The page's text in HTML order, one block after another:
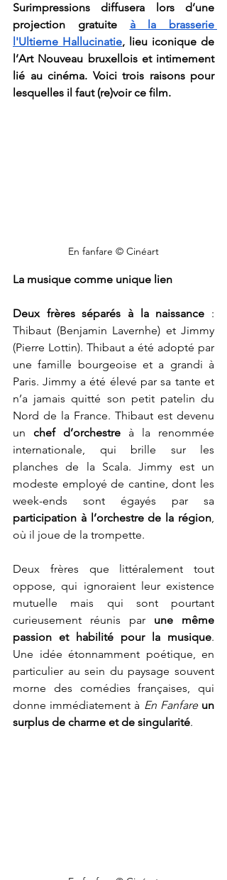
Surimpressions diffusera lors d’une
projection gratuite à la brasserie
l'Ultieme Hallucinatie, lieu iconique de
l’Art Nouveau bruxellois et intimement
lié au cinéma. Voici trois raisons pour
lesquelles il faut (re)voir ce film.
En fanfare © Cinéart
La musique comme unique lien
Deux frères séparés à la naissance :
Thibaut (Benjamin Lavernhe) et Jimmy
(Pierre Lottin). Thibaut a été adopté par
une famille bourgeoise et a grandi à
Paris. Jimmy a été élevé par sa tante et
n’a jamais quitté son petit patelin du
Nord de la France. Thibaut est devenu
un chef d’orchestre à la renommée
internationale, qui brille sur les
planches de la Scala. Jimmy est un
modeste employé de cantine, dont les
participation à l’orchestre de la région,
où il joue de la trompette.
Deux frères que littéralement tout
oppose, qui ignoraient leur existence
mutuelle mais qui sont pourtant
curieusement réunis par une même
passion et habilité pour la musique.
Une idée étonnamment poétique, en
particulier au sein du paysage souvent
morne des comédies françaises, qui
donne immédiatement à En Fanfare un
surplus de charme et de singularité.